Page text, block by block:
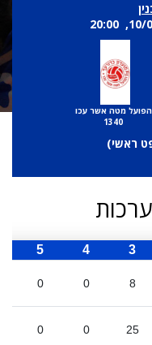
הפועל מטה אשר עכו
1340
ראשי)
3
4
5
8
0
0
25
0
0